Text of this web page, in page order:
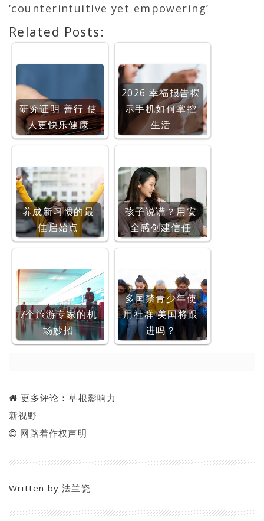
‘counterintuitive yet empowering’
Related Posts:
研究证明 善行 使
人更快乐健康
2026 幸福报告揭
示手机如何掌控
生活
养成新习惯的最
佳启始点
孩子说谎？用安
全感创建信任
7个旅游专家的机
场妙招
多国禁青少年使
用社群 美国将跟
进吗？
更多评论：草根影响力
新视野
网路着作权声明
Written by法兰瓷